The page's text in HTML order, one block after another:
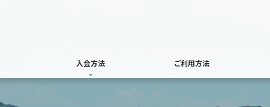
入会方法 ご利用方法